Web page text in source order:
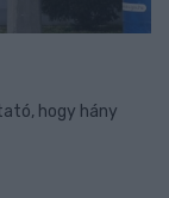
hogy hány